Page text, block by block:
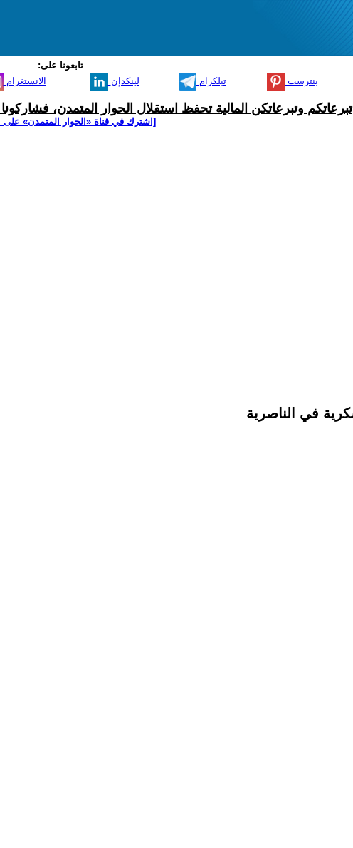
تابعونا على:
الانستغرام لينكدإن تيلكرام بنترست
تبرعاتكم وتبرعاتكن المالية تحفظ استقلال الحوار المتمدن،
[اشترك في قناة ‫«الحوار المتمدن» على